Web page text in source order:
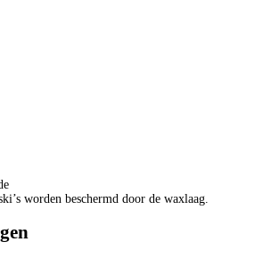
worden beschermd door de waxlaag.